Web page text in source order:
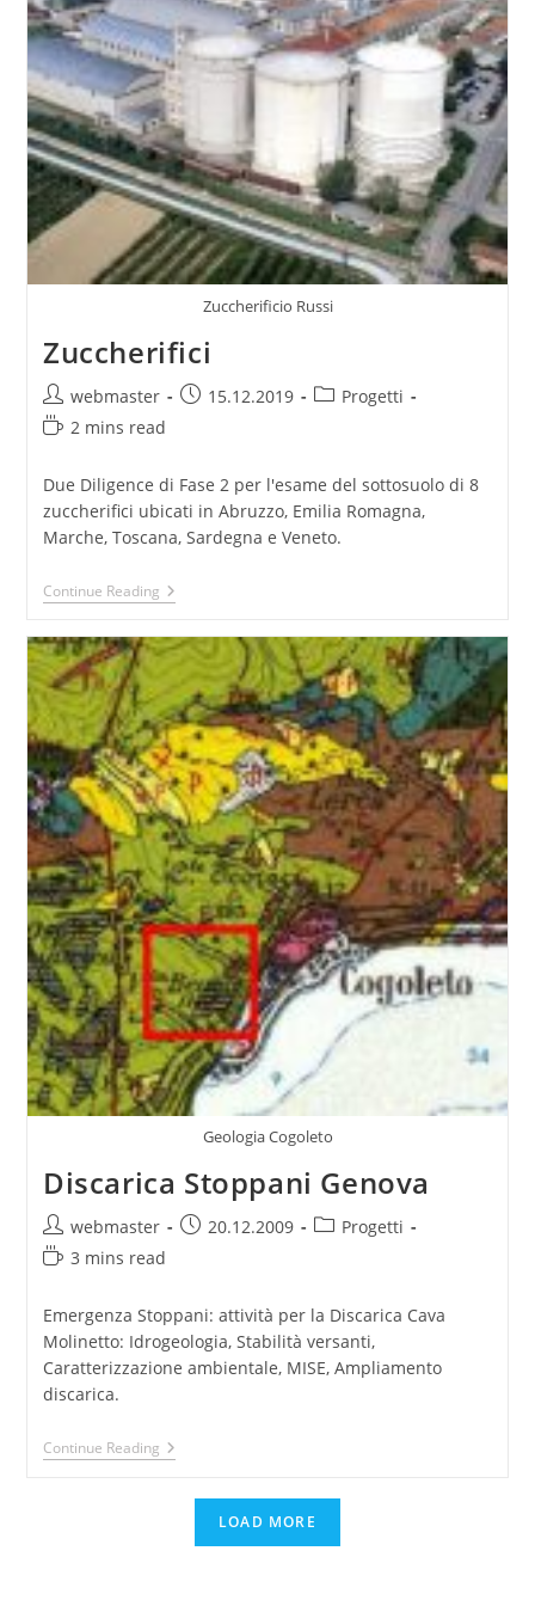
Zuccherificio Russi
Zuccherifici
Post
author:
webmaster
Post15.12.2019
PostProgetti
Reading
2 mins read
Due Diligence di Fase 2 per l'esame del sottosuolo di 8
zuccherifici ubicati in Abruzzo, Emilia Romagna,
Marche, Toscana, Sardegna e Veneto.
Continue ReadingZuccherifici
Geologia Cogoleto
Discarica Stoppani Genova
Post
author:
webmaster
Post20.12.2009
PostProgetti
Reading
3 mins read
Emergenza Stoppani: attività per la Discarica Cava
Molinetto: Idrogeologia, Stabilità versanti,
Caratterizzazione ambientale, MISE, Ampliamento
discarica.
Continue ReadingDiscarica
Stoppani
LOAD MORE